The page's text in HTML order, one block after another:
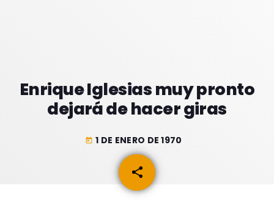
Enrique Iglesias muy pronto
dejará de hacer giras
today 1 DE ENERO DE 1970
share
email